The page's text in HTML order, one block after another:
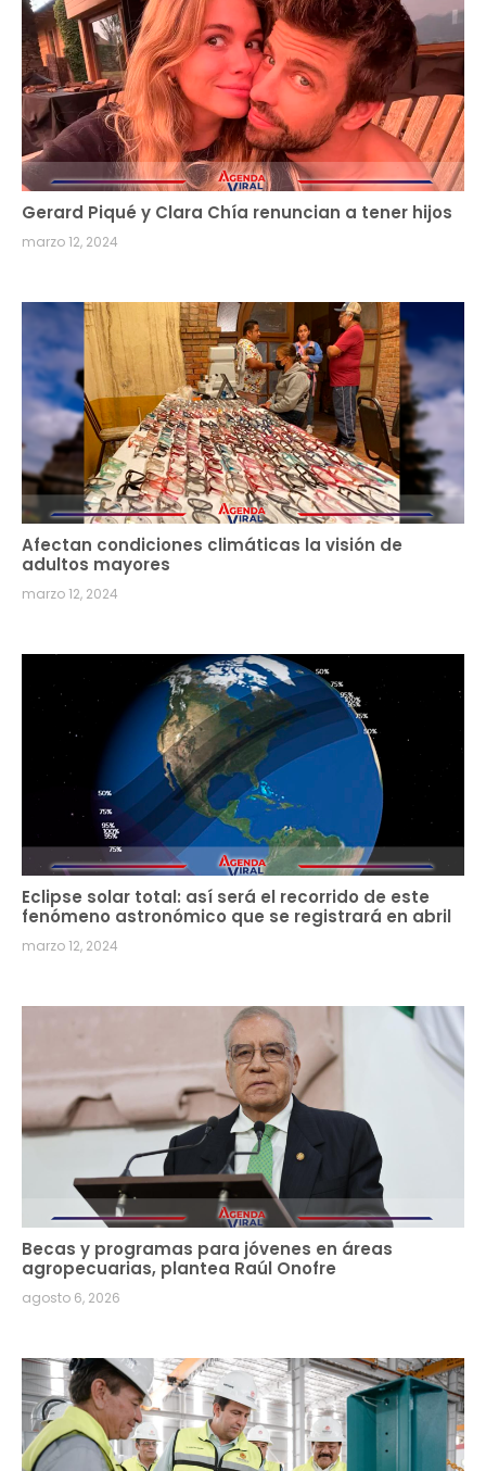
Gerard Piqué y Clara Chía renuncian a tener hijos
marzo 12, 2024
Afectan condiciones climáticas la visión de
adultos mayores
marzo 12, 2024
Eclipse solar total: así será el recorrido de este
fenómeno astronómico que se registrará en abril
marzo 12, 2024
Becas y programas para jóvenes en áreas
agropecuarias, plantea Raúl Onofre
agosto 6, 2026